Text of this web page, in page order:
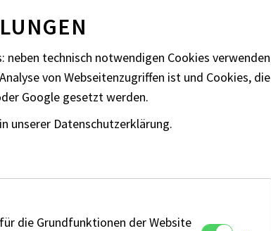
neben technisch notwendigen Cookies verwenden
von Webseitenzugriffen ist und Cookies, die
Google gesetzt werden.
unserer Datenschutzerklärung.
die Grundfunktionen der Website